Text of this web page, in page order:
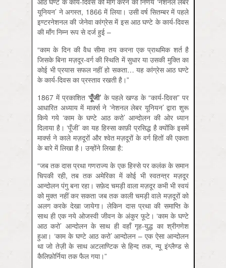
यूनियन’ ने अगस्त, 1866 में लिया। उसी वर्ष सितम्बर में पहले
इण्टरनेशनल की जेनेवा कांग्रेस में इस आठ घण्टे के कार्य-दिवस
की माँग निम्न रूप से दर्ज हुई –
“काम के दिन की वैध सीमा तय करना एक प्राथमिक शर्त है
जिसके बिना मज़दूर-वर्ग की स्थिति में सुधार या उसकी मुक्ति का
कोई भी प्रयास सफल नहीं हो सकता… यह कांग्रेस आठ घण्टे
के कार्य-दिवस का प्रस्ताव रखती है।”
1867 में प्रकाशित ‘पूँजी’ के पहले खण्ड के “कार्य-दिवस” पर
आधारित अध्याय में मार्क्स ने ‘नेशनल लेबर यूनियन’ द्वारा शुरू
किये गये ‘काम के घण्टे आठ करो’ आन्दोलन की ओर ध्यान
दिलाया है। ‘पूँजी’ का यह हिस्सा काफ़ी प्रसिद्ध है क्योंकि इसमें
मार्क्स ने काले मज़दूरों और श्वेत मज़दूरों के वर्ग हितों की एकता
के बारे में लिखा है। उन्होंने लिखा है:
“जब तक दास प्रथा गणराज्य के एक हिस्से पर कलंक के समान
चिपकी रही, तब तक अमेरिका में कोई भी स्वतन्त्र मज़दूर
आन्दोलन पंगु बना रहा। सफ़ेद चमड़ी वाला मज़दूर कभी भी स्वयं
को मुक्त नहीं कर सकता जब तक काली चमड़ी वाले मज़दूरों को
अलग करके देखा जायेगा। लेकिन दास प्रथा की समाप्ति के
साथ ही एक नये ओजस्वी जीवन के अंकुर फूटे। ‘काम के घण्टे
आठ करो’ आन्दोलन के साथ ही वहाँ गृह-युद्ध का श्रीगणेश
हुआ। ‘काम के घण्टे आठ करो’ आन्दोलन – एक ऐसा आन्दोलन
था जो तेज़ी के साथ अटलाण्टिक से हिन्द तक, न्यू इंग्लैण्ड से
कैलिफ़ोर्निया तक फैल गया।”